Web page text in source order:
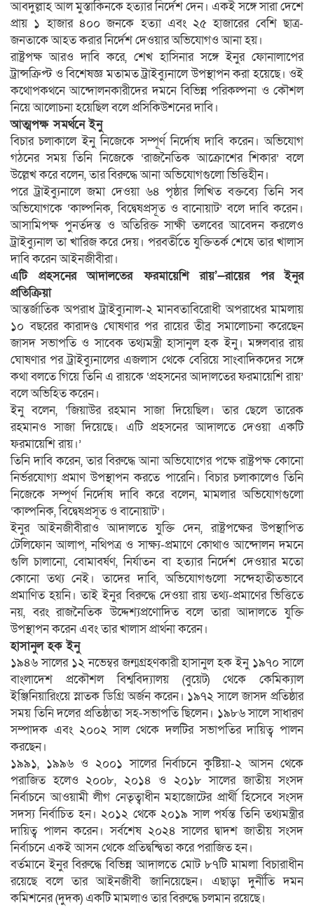
আবদুল্লাহ আল মুস্তাকিনকে হত্যার নির্দেশ দেন। একই সঙ্গে সারা দেশে
প্রায় ১ হাজার ৪০০ জনকে হত্যা এবং ২৫ হাজারের বেশি ছাত্র-
জনতাকে আহত করার নির্দেশ দেওয়ার অভিযোগও আনা হয়।
রাষ্ট্রপক্ষ আরও দাবি করে, শেখ হাসিনার সঙ্গে ইনুর ফোনালাপের
ট্রান্সক্রিপ্ট ও বিশেষজ্ঞ মতামত ট্রাইব্যুনালে উপস্থাপন করা হয়েছে। ওই
কথোপকথনে আন্দোলনকারীদের দমনে বিভিন্ন পরিকল্পনা ও কৌশল
নিয়ে আলোচনা হয়েছিল বলে প্রসিকিউশনের দাবি।
আত্মপক্ষ সমর্থনে ইনু
বিচার চলাকালে ইনু নিজেকে সম্পূর্ণ নির্দোষ দাবি করেন। অভিযোগ
গঠনের সময় তিনি নিজেকে ‘রাজনৈতিক আক্রোশের শিকার’ বলে
উল্লেখ করে বলেন, তার বিরুদ্ধে আনা অভিযোগগুলো ভিত্তিহীন।
পরে ট্রাইব্যুনালে জমা দেওয়া ৬৪ পৃষ্ঠার লিখিত বক্তব্যে তিনি সব
অভিযোগকে ‘কাল্পনিক, বিদ্বেষপ্রসূত ও বানোয়াট’ বলে দাবি করেন।
আসামিপক্ষ পুনর্তদন্ত ও অতিরিক্ত সাক্ষী তলবের আবেদন করলেও
ট্রাইব্যুনাল তা খারিজ করে দেয়। পরবর্তীতে যুক্তিতর্ক শেষে তার খালাস
দাবি করেন আইনজীবীরা।
এটি প্রহসনের আদালতের ফরমায়েশি রায়’—রায়ের পর ইনুর
প্রতিক্রিয়া
আন্তর্জাতিক অপরাধ ট্রাইব্যুনাল-২ মানবতাবিরোধী অপরাধের মামলায়
১০ বছরের কারাদণ্ড ঘোষণার পর রায়ের তীব্র সমালোচনা করেছেন
জাসদ সভাপতি ও সাবেক তথ্যমন্ত্রী হাসানুল হক ইনু। মঙ্গলবার রায়
ঘোষণার পর ট্রাইব্যুনালের এজলাস থেকে বেরিয়ে সাংবাদিকদের সঙ্গে
কথা বলতে গিয়ে তিনি এ রায়কে ‘প্রহসনের আদালতের ফরমায়েশি রায়’
বলে অভিহিত করেন।
ইনু বলেন, ‘জিয়াউর রহমান সাজা দিয়েছিল। তার ছেলে তারেক
রহমানও সাজা দিয়েছে। এটি প্রহসনের আদালতে দেওয়া একটি
ফরমায়েশি রায়।’
তিনি দাবি করেন, তার বিরুদ্ধে আনা অভিযোগের পক্ষে রাষ্ট্রপক্ষ কোনো
নির্ভরযোগ্য প্রমাণ উপস্থাপন করতে পারেনি। বিচার চলাকালেও তিনি
নিজেকে সম্পূর্ণ নির্দোষ দাবি করে বলেন, মামলার অভিযোগগুলো
‘কাল্পনিক, বিদ্বেষপ্রসূত ও বানোয়াট’।
ইনুর আইনজীবীরাও আদালতে যুক্তি দেন, রাষ্ট্রপক্ষের উপস্থাপিত
টেলিফোন আলাপ, নথিপত্র ও সাক্ষ্য-প্রমাণে কোথাও আন্দোলন দমনে
গুলি চালানো, বোমাবর্ষণ, নির্যাতন বা হত্যার নির্দেশ দেওয়ার মতো
কোনো তথ্য নেই। তাদের দাবি, অভিযোগগুলো সন্দেহাতীতভাবে
প্রমাণিত হয়নি। তাই ইনুর বিরুদ্ধে দেওয়া রায় তথ্য-প্রমাণের ভিত্তিতে
নয়, বরং রাজনৈতিক উদ্দেশ্যপ্রণোদিত বলে তারা আদালতে যুক্তি
উপস্থাপন করেন এবং তার খালাস প্রার্থনা করেন।
হাসানুল হক ইনু
১৯৪৬ সালের ১২ নভেম্বর জন্মগ্রহণকারী হাসানুল হক ইনু ১৯৭০ সালে
বাংলাদেশ প্রকৌশল বিশ্ববিদ্যালয় (বুয়েট) থেকে কেমিক্যাল
ইঞ্জিনিয়ারিংয়ে স্নাতক ডিগ্রি অর্জন করেন। ১৯৭২ সালে জাসদ প্রতিষ্ঠার
সময় তিনি দলের প্রতিষ্ঠাতা সহ-সভাপতি ছিলেন। ১৯৮৬ সালে সাধারণ
সম্পাদক এবং ২০০২ সাল থেকে দলটির সভাপতির দায়িত্ব পালন
করছেন।
১৯৯১, ১৯৯৬ ও ২০০১ সালের নির্বাচনে কুষ্টিয়া-২ আসন থেকে
পরাজিত হলেও ২০০৮, ২০১৪ ও ২০১৮ সালের জাতীয় সংসদ
নির্বাচনে আওয়ামী লীগ নেতৃত্বাধীন মহাজোটের প্রার্থী হিসেবে সংসদ
সদস্য নির্বাচিত হন। ২০১২ থেকে ২০১৯ সাল পর্যন্ত তিনি তথ্যমন্ত্রীর
দায়িত্ব পালন করেন। সর্বশেষ ২০২৪ সালের দ্বাদশ জাতীয় সংসদ
নির্বাচনে একই আসন থেকে প্রতিদ্বন্দ্বিতা করে পরাজিত হন।
বর্তমানে ইনুর বিরুদ্ধে বিভিন্ন আদালতে মোট ৮৭টি মামলা বিচারাধীন
রয়েছে বলে তার আইনজীবী জানিয়েছেন। এছাড়া দুর্নীতি দমন
কমিশনের (দুদক) একটি মামলাও তার বিরুদ্ধে চলমান রয়েছে।